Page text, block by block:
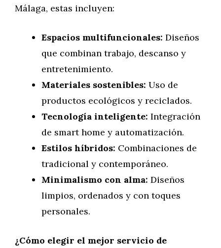
Málaga, estas incluyen:
Espacios multifuncionales: Diseños
que combinan trabajo, descanso y
entretenimiento.
Materiales sostenibles: Uso de
productos ecológicos y reciclados.
Tecnología inteligente: Integración
de smart home y automatización.
Estilos híbridos: Combinaciones de
tradicional y contemporáneo.
Minimalismo con alma: Diseños
limpios, ordenados y con toques
personales.
¿Cómo elegir el mejor servicio de